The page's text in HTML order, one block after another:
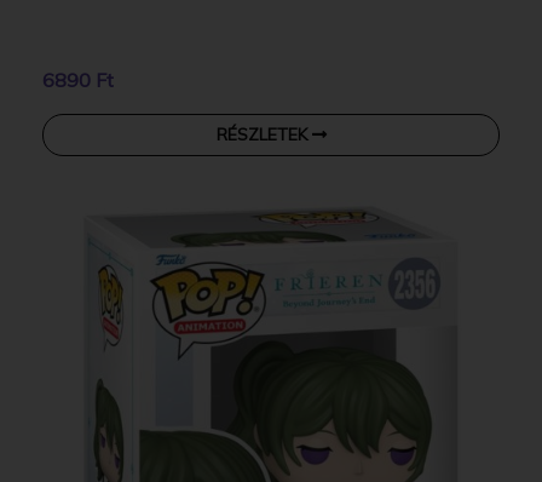
6890 Ft
RÉSZLETEK